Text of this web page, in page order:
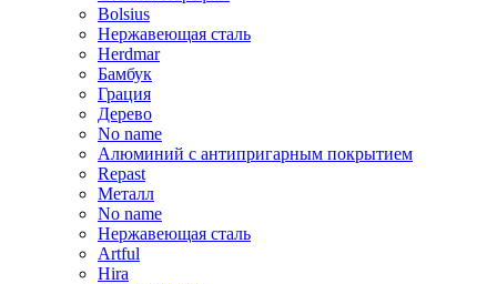
Bolsius
Нержавеющая сталь
Herdmar
Бамбук
Грация
Дерево
No name
Алюминий с антипригарным покрытием
Repast
Металл
No name
Нержавеющая сталь
Artful
Hira